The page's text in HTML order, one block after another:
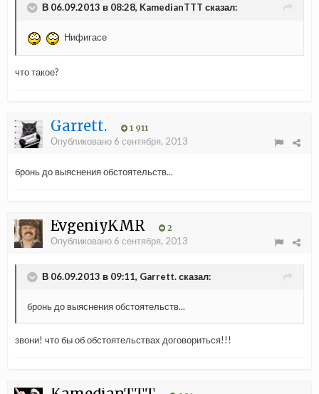
В 06.09.2013 в 08:28, KamedianTTT сказал:
Нифигасе
что такое?
Garrett. 1 911
Опубликовано 6 сентября, 2013
бронь до выяснения обстоятельств...
EvgeniyKMR 2
Опубликовано 6 сентября, 2013
В 06.09.2013 в 09:11, Garrett. сказал:
бронь до выяснения обстоятельств...
звони! что бы об обстоятельствах договориться!!!